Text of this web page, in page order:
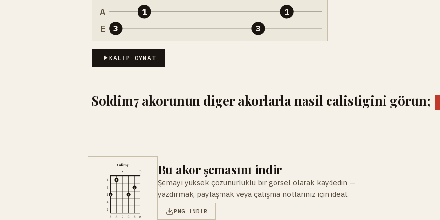
A
E 3
1
3
1
KALIP OYNAT
Soldim7 akorunun diger akorlarla nasil calistigini görun;
Bu akor şemasını indir
Şemayı yüksek çözünürlüklü bir görsel olarak kaydedin —
yazdırmak, paylaşmak veya çalışma notlarınız için ideal.
PNG INDIR